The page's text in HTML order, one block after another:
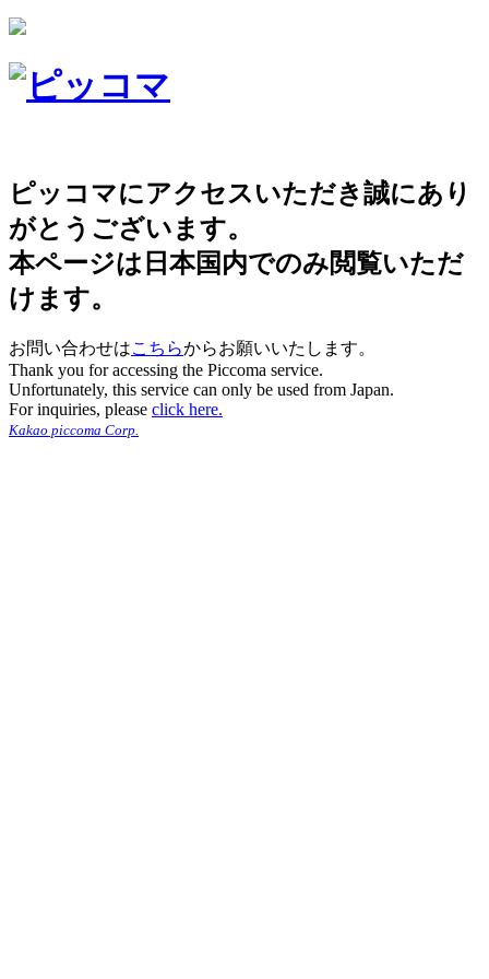
ピッコマにアクセスいただき誠にあり
がとうございます。
本ページは日本国内でのみ閲覧いただ
けます。
お問い合わせはこちらからお願いいたします。
Thank you for accessing the Piccoma service.
Unfortunately, this service can only be used from Japan.
For inquiries, please click here.
Kakao piccoma Corp.